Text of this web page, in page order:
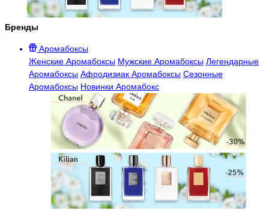
Бренды
Аромабоксы
Женские Аромабоксы Мужские Аромабоксы Легендарные
Аромабоксы Афродизиак Аромабоксы Сезонные
Аромабоксы Новинки Аромабокс